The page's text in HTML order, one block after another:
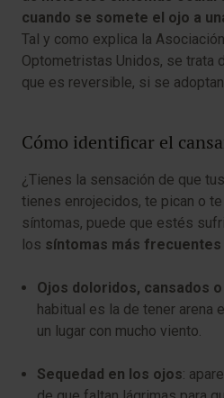
cuando se somete el ojo a
Tal y como explica la
Optometristas Unidos, se trata
que es reversible, si se
Cómo identificar el
¿Tienes la sensación de que
tienes enrojecidos, te pican o
síntomas, puede que estés
los síntomas más frecuentes
Ojos doloridos, cansados
habitual es la de tener arena
un lugar con mucho viento.
Sequedad en los ojos: